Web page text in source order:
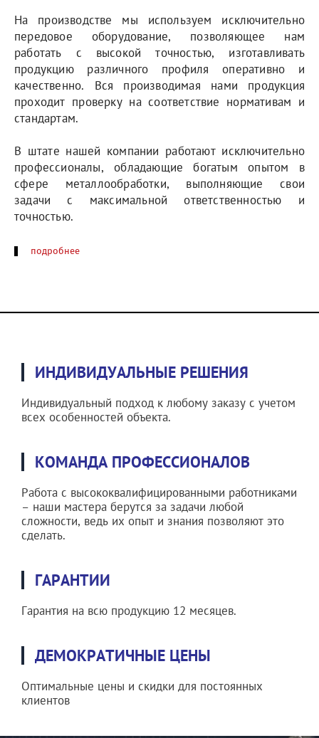
На производстве мы используем исключительно
передовое оборудование, позволяющее нам
работать с высокой точностью, изготавливать
продукцию различного профиля оперативно и
качественно. Вся производимая нами продукция
проходит проверку на соответствие нормативам и
стандартам.
В штате нашей компании работают исключительно
профессионалы, обладающие богатым опытом в
сфере металлообработки, выполняющие свои
задачи с максимальной ответственностью и
точностью.
подробнее
ИНДИВИДУАЛЬНЫЕ РЕШЕНИЯ
Индивидуальный подход к любому заказу с учетом
всех особенностей объекта.
КОМАНДА ПРОФЕССИОНАЛОВ
Работа с высококвалифицированными работниками
– наши мастера берутся за задачи любой
сложности, ведь их опыт и знания позволяют это
сделать.
ГАРАНТИИ
Гарантия на всю продукцию 12 месяцев.
ДЕМОКРАТИЧНЫЕ ЦЕНЫ
Оптимальные цены и скидки для постоянных
клиентов